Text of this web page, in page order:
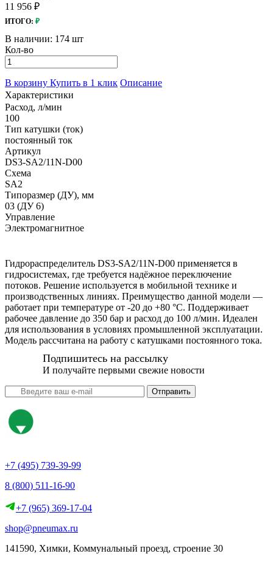
11 956 ₽
ИТОГО: ₽
В наличии: 174 шт
Кол-во
В корзину Купить в 1 клик Описание
Характеристики
Расход, л/мин
100
Тип катушки (ток)
постоянный ток
Артикул
DS3-SA2/11N-D00
Схема
SA2
Типоразмер (ДУ), мм
03 (ДУ 6)
Управление
Электромагнитное
Гидрораспределитель DS3-SA2/11N-D00 применяется в
гидросистемах, где требуется надёжное переключение
потоков. Решение используется в мобильной технике и
производственных линиях. Преимущество данной модели —
работает при температуре от -20 до +80 °С. Поддерживает
рабочее давление до 350 бар и расход до 100 л/мин. Идеален
для использования в условиях промышленной эксплуатации.
Модель рассчитана на работу с катушками постоянного тока.
Подпишитесь на рассылку
И получайте первыми свежие новости
Отправить
+7 (495) 739-39-99
8 (800) 511-16-90
+7 (965) 369-17-04
shop@pneumax.ru
141590, Химки, Коммунальный проезд, строение 30